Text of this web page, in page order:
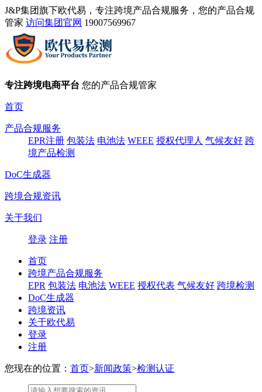
J&P集团旗下欧代易，专注跨境产品合规服务，您的产品合规
管家 访问集团官网 19007569967
专注跨境电商平台 您的产品合规管家
首页
产品合规服务
EPR注册 包装法 电池法 WEEE 授权代理人 气候友好 跨
境产品检测
DoC生成器
跨境合规资讯
关于我们
登录 注册
首页
跨境产品合规服务
EPR 包装法 电池法 WEEE 授权代表 气候友好 跨境检测
DoC生成器
跨境资讯
关于欧代易
登录
注册
您现在的位置： 首页>新闻政策>检测认证